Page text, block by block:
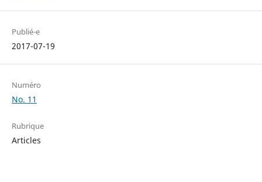
Publié-e
2017-07-19
Numéro
No. 11
Rubrique
Articles